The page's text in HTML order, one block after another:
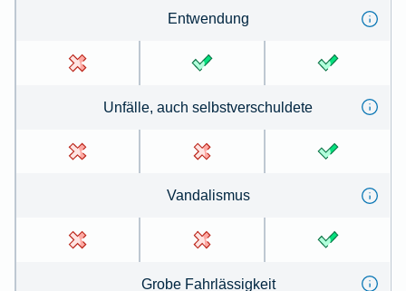
Ent­wen­dung
Un­fälle, auch selbst­ver­schul­de­te
Van­dal­is­mus
Gro­be Fahr­lässig­keit